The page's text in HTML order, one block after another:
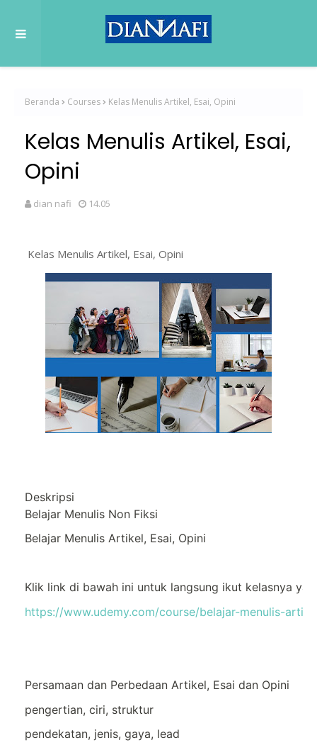
Beranda Courses Kelas Menulis Artikel, Esai, Opini
Kelas Menulis Artikel, Esai,
Opini
dian nafi 14.05
Kelas Menulis Artikel, Esai, Opini
Deskripsi
Belajar Menulis Non Fiksi
Belajar Menulis Artikel, Esai, Opini
Klik link di bawah ini untuk langsung ikut kelasnya ya:
https://www.udemy.com/course/belajar-menulis-
Persamaan dan Perbedaan Artikel, Esai dan Opini
pengertian, ciri, struktur
pendekatan, jenis, gaya, lead